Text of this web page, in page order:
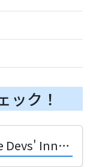
ック！
【公式ミラーリング】Google Devs' Innovative Crosstalk